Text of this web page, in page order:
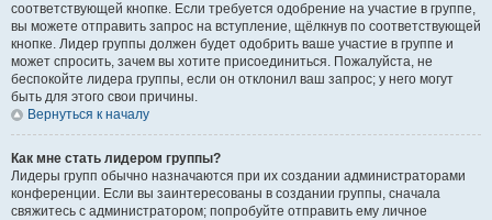
соответствующей кнопке. Если требуется одобрение на участие в группе,
вы можете отправить запрос на вступление, щёлкнув по соответствующей
кнопке. Лидер группы должен будет одобрить ваше участие в группе и
может спросить, зачем вы хотите присоединиться. Пожалуйста, не
беспокойте лидера группы, если он отклонил ваш запрос; у него могут
быть для этого свои причины.
Вернуться к началу
Как мне стать лидером группы?
Лидеры групп обычно назначаются при их создании администраторами
конференции. Если вы заинтересованы в создании группы, сначала
свяжитесь с администратором; попробуйте отправить ему личное